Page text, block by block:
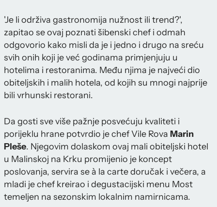
'Je li održiva gastronomija nužnost ili trend?',
zapitao se ovaj poznati šibenski chef i odmah
odgovorio kako misli da je i jedno i drugo na sreću
svih onih koji je već godinama primjenjuju u
hotelima i restoranima. Među njima je najveći dio
obiteljskih i malih hotela, od kojih su mnogi najprije
bili vrhunski restorani.
Da gosti sve više pažnje posvećuju kvaliteti i
porijeklu hrane potvrdio je chef Vile Rova Marin
Pleše. Njegovim dolaskom ovaj mali obiteljski hotel
u Malinskoj na Krku promijenio je koncept
poslovanja, servira se à la carte doručak i večera, a
mladi je chef kreirao i degustacijski menu Most
temeljen na sezonskim lokalnim namirnicama.